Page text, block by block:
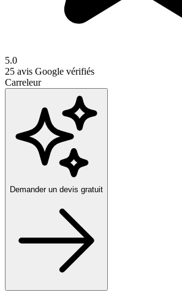
5.0
25 avis Google vérifiés
Carreleur
Demander un devis gratuit